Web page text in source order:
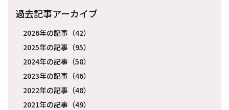
過去記事アーカイブ
2026年の記事（42）
2025年の記事（95）
2024年の記事（58）
2023年の記事（46）
2022年の記事（48）
2021年の記事（49）